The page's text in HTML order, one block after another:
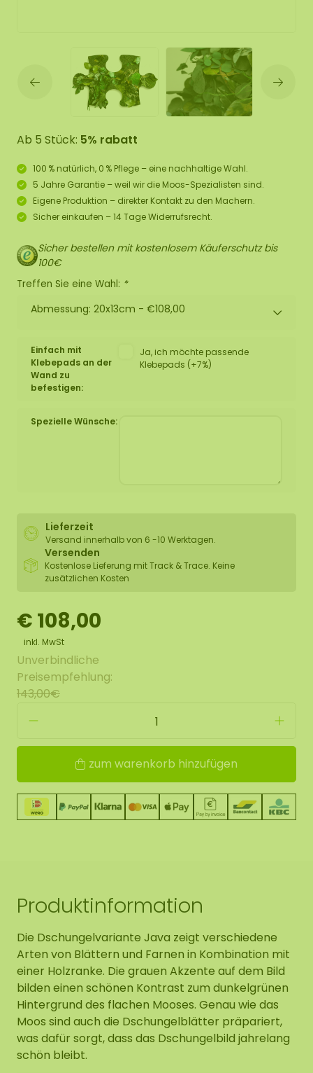
Ab 5 Stück: 5% rabatt
100 % natürlich, 0 % Pflege – eine nachhaltige Wahl.
5 Jahre Garantie – weil wir die Moos-Spezialisten sind.
Eigene Produktion – direkter Kontakt zu den Machern.
Sicher einkaufen – 14 Tage Widerrufsrecht.
Sicher bestellen mit kostenlosem Käuferschutz bis
100€
Treffen Sie eine Wahl: *
Abmessung: 20x13cm - €108,00
Einfach mit
Klebepads an der
Wand zu
befestigen:
Ja, ich möchte passende
Klebepads (+7%)
Spezielle Wünsche:
Lieferzeit
Versand innerhalb von 6 -10 Werktagen.
Versenden
Kostenlose Lieferung mit Track & Trace. Keine
zusätzlichen Kosten
€ 108,00
inkl. MwSt
Unverbindliche
Preisempfehlung:
143,00€
zum warenkorb hinzufügen
Produktinformation
Die Dschungelvariante Java zeigt verschiedene
Arten von Blättern und Farnen in Kombination mit
einer Holzranke. Die grauen Akzente auf dem Bild
bilden einen schönen Kontrast zum dunkelgrünen
Hintergrund des flachen Mooses. Genau wie das
Moos sind auch die Dschungelblätter präpariert,
was dafür sorgt, dass das Dschungelbild jahrelang
schön bleibt.